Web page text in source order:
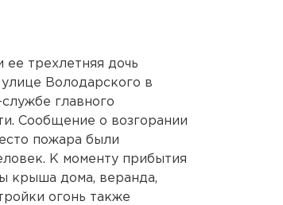
ее трехлетняя дочь
Володарского в
главного
Сообщение о возгорании
пожара были
К моменту прибытия
крыша дома, веранда,
огонь также